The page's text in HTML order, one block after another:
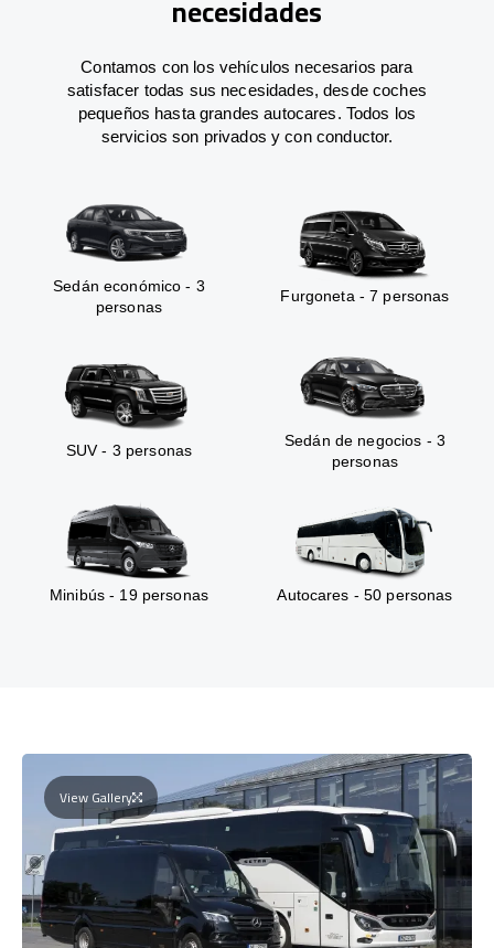
necesidades
Contamos con los vehículos necesarios para
satisfacer todas sus necesidades, desde coches
pequeños hasta grandes autocares. Todos los
servicios son privados y con conductor.
Sedán económico - 3
personas
Furgoneta - 7 personas
SUV - 3 personas
Sedán de negocios - 3
personas
Minibús - 19 personas Autocares - 50 personas
View Gallery